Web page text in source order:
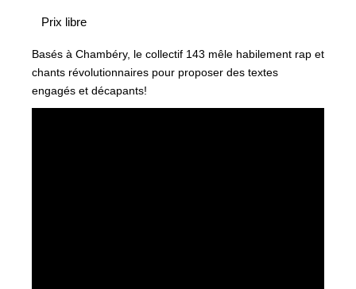
Prix libre
Basés à Chambéry, le collectif 143 mêle habilement rap et
chants révolutionnaires pour proposer des textes
engagés et décapants!